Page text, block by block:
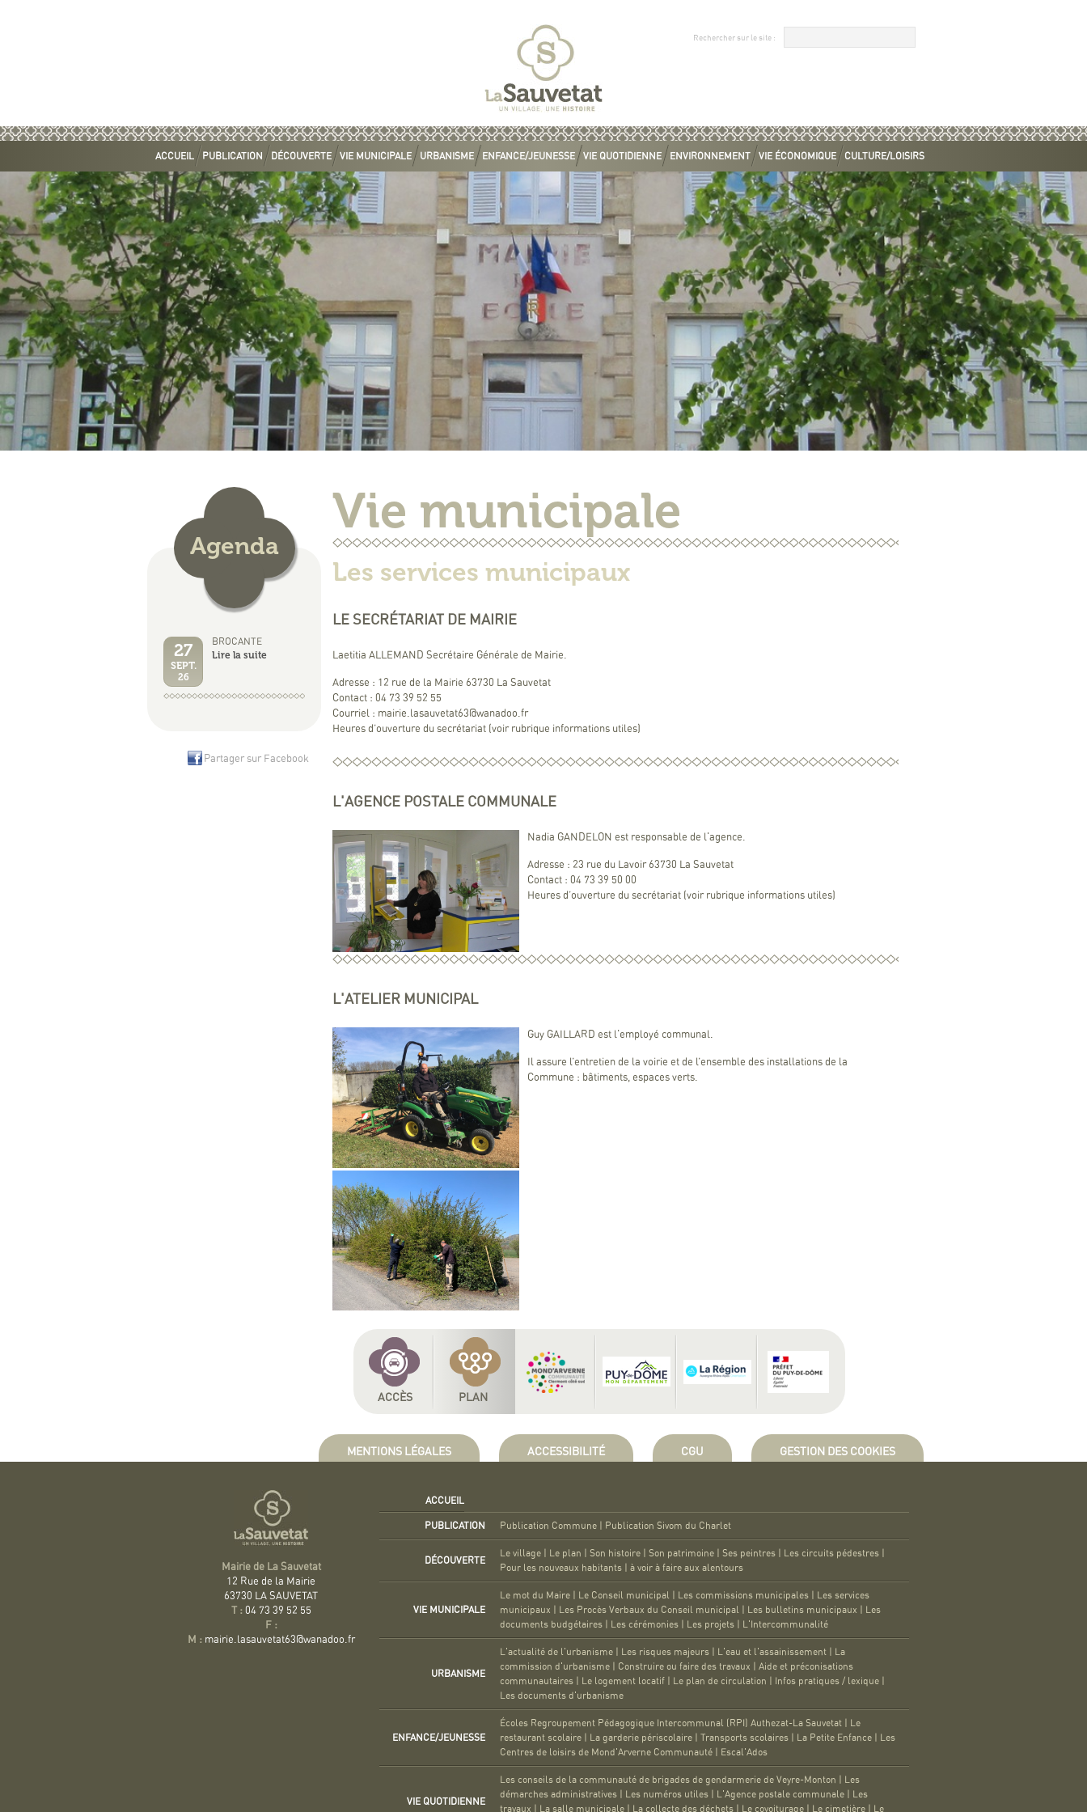
ACCUEIL PUBLICATION DÉCOUVERTE VIE MUNICIPALE URBANISME ENFANCE/JEUNESSE VIE QUOTIDIENNE ENVIRONNEMENT VIE ÉCONOMIQUE CULTURE/LOISIRS
Agenda
27
SEPT.
26
BROCANTE
Lire la suite
Partager sur Facebook
Vie municipale
Les services municipaux
LE SECRÉTARIAT DE MAIRIE
Laetitia ALLEMAND Secrétaire Générale de Mairie.
Adresse : 12 rue de la Mairie 63730 La Sauvetat
Contact : 04 73 39 52 55
Courriel : mairie.lasauvetat63@wanadoo.fr
Heures d’ouverture du secrétariat (voir rubrique informations utiles)
L'AGENCE POSTALE COMMUNALE
Nadia GANDELON est responsable de l'agence.
Adresse : 23 rue du Lavoir 63730 La Sauvetat
Contact : 04 73 39 50 00
Heures d’ouverture du secrétariat (voir rubrique informations utiles)
L'ATELIER MUNICIPAL
Guy GAILLARD est l'employé communal.
Il assure l’entretien de la voirie et de l’ensemble des installations de la
Commune : bâtiments, espaces verts.
ACCÈS PLAN
MENTIONS LÉGALES ACCESSIBILITÉ CGU GESTION DES COOKIES
Mairie de La Sauvetat
12 Rue de la Mairie
63730 LA SAUVETAT
T : 04 73 39 52 55
F :
M : mairie.lasauvetat63@wanadoo.fr
ACCUEIL
PUBLICATION Publication Commune Publication Sivom du Charlet
DÉCOUVERTE
Le village Le plan Son histoire Son patrimoine Ses peintres Les circuits pédestres
Pour les nouveaux habitants
à voir à faire aux alentours
VIE MUNICIPALE
Le mot du Maire Le Conseil municipal Les commissions municipales
Les services
municipaux
Les Procès Verbaux du Conseil municipal Les bulletins municipaux
Les
documents budgétaires
Les cérémonies Les projets L'Intercommunalité
URBANISME
L'actualité de l'urbanisme Les risques majeurs L'eau et l'assainissement
La
commission d'urbanisme
Construire ou faire des travaux
Aide et préconisations
communautaires
Le logement locatif Le plan de circulation Infos pratiques / lexique
Les documents d'urbanisme
ENFANCE/JEUNESSE
Écoles Regroupement Pédagogique Intercommunal (RPI) Authezat-La Sauvetat
Le
restaurant scolaire
La garderie périscolaire Transports scolaires La Petite Enfance
Les
Centres de loisirs de Mond'Arverne Communauté
Escal'Ados
VIE QUOTIDIENNE
Les conseils de la communauté de brigades de gendarmerie de Veyre-Monton
Les
démarches administratives
Les numéros utiles L'Agence postale communale
Les
travaux
La salle municipale La collecte des déchets Le covoiturage Le cimetière Le